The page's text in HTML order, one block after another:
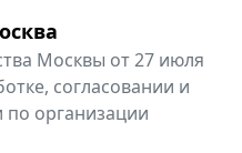
Москвы от 27 июля
согласовании и
по организации